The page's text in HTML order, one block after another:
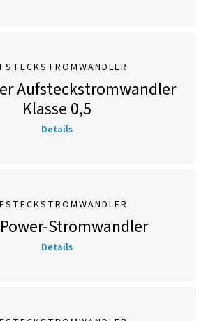
Aufsteckstromwandler
Klasse 0,5
Details
Stromwandler
Details